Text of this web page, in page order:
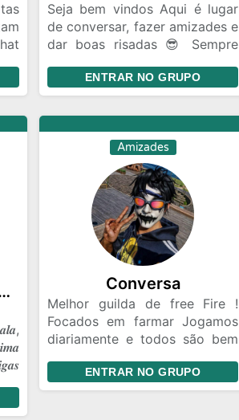
a
Seja bem vindos Aqui é lugar
de conversar, fazer amizades e
dar boas risadas 😎 Sempre
ENTRAR NO GRUPO
𝑭𝑭༒☠️
Amizades
Conversa
Melhor guilda de free Fire !
Focados em farmar Jogamos
diariamente e todos são bem
limite 🔫🥷🏿🐺
ENTRAR NO GRUPO